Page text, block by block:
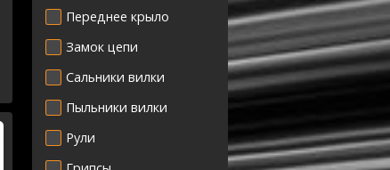
Переднее крыло
Замок цепи
Сальники вилки
Пыльники вилки
Рули